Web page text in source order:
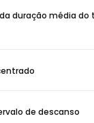
duração média do
de descanso